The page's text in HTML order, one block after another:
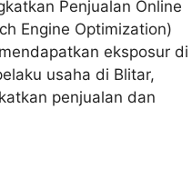
Penjualan Online
Engine Optimization)
eksposur di
usaha di Blitar,
penjualan dan